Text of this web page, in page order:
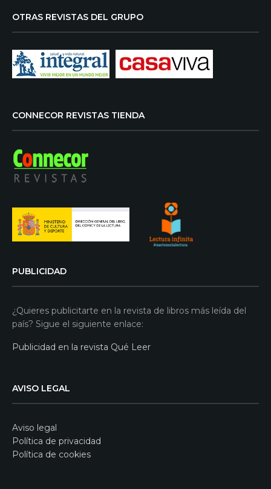
OTRAS REVISTAS DEL GRUPO
CONNECOR REVISTAS TIENDA
PUBLICIDAD
¿Quieres publicitarte en la revista de libros más leída del
país? Sigue el siguiente enlace:
Publicidad en la revista Qué Leer
AVISO LEGAL
Aviso legal
Política de privacidad
Política de cookies